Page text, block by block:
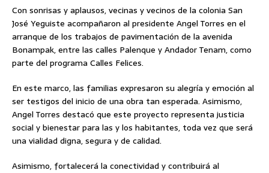
Con sonrisas y aplausos, vecinas y vecinos de la colonia San
José Yeguiste acompañaron al presidente Angel Torres en el
arranque de los trabajos de pavimentación de la avenida
Bonampak, entre las calles Palenque y Andador Tenam, como
parte del programa Calles Felices.
En este marco, las familias expresaron su alegría y emoción al
ser testigos del inicio de una obra tan esperada. Asimismo,
Angel Torres destacó que este proyecto representa justicia
social y bienestar para las y los habitantes, toda vez que será
una vialidad digna, segura y de calidad.
Asimismo, fortalecerá la conectividad y contribuirá al